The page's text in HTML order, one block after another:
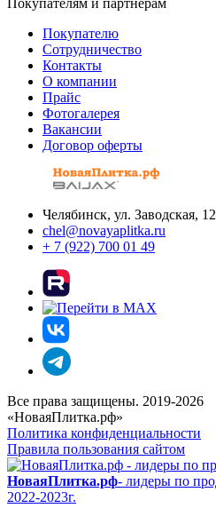
Покупателям и партнерам
Покупателю
Сотрудничество
Контакты
О компании
Прайс
Фотогалерея
Вакансии
Договор оферты
Челябинск, ул. Заводская,
chel@novayaplitka.ru
+ 7 (922) 700 01 49
Все права защищены. 2019-2026
«НоваяПлитка.рф»
Политика конфиденциальности
Правила пользования сайтом
НоваяПлитка.рф- лидеры по
2022-2023г.